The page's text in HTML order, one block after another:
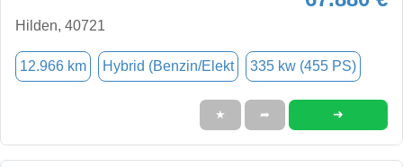
Hilden, 40721
12.966 km Hybrid (Benzin/Elekt 335 kw (455 PS)
★ ➦ ➜